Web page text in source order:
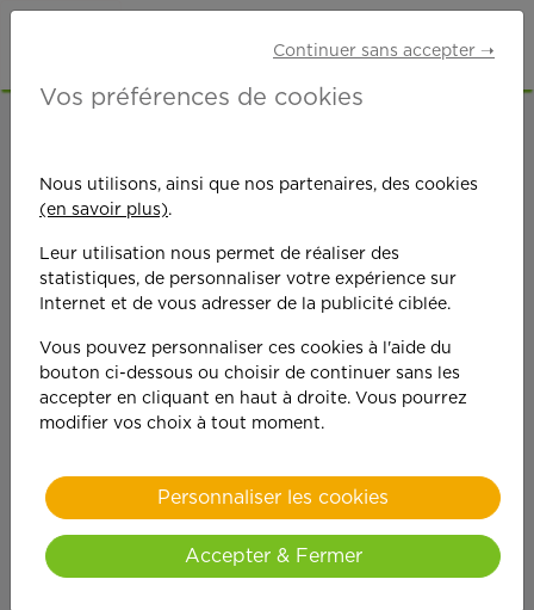
On est toujours plus
performant
quand on y met du
cœur !
Continuer sans accepter ➝
Vos préférences de cookies
Nous utilisons, ainsi que nos partenaires, des cookies
(en savoir plus).
Leur utilisation nous permet de réaliser des
statistiques, de personnaliser votre expérience sur
Internet et de vous adresser de la publicité ciblée.
Vous pouvez personnaliser ces cookies à l'aide du
bouton ci-dessous ou choisir de continuer sans les
accepter en cliquant en haut à droite. Vous pourrez
modifier vos choix à tout moment.
Personnaliser les cookies
Accepter & Fermer